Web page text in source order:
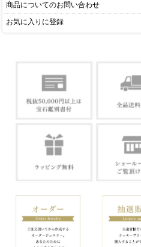
商品についてのお問い合わせ
お気に入りに登録